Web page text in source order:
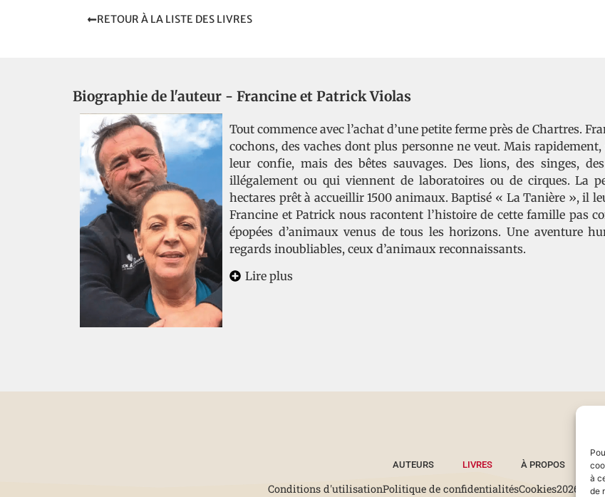
à
de
RETOUR À LA LISTE DES LIVRES
Biographie de l'auteur - Francine et Patrick Violas
Tout commence avec l’achat d’une petite ferme près de Chartres.
cochons, des vaches dont plus personne ne veut. Mais
leur confie, mais des bêtes sauvages. Des lions, des singes,
illégalement ou qui viennent de laboratoires ou de cirques. La
hectares prêt à accueillir 1500 animaux. Baptisé « La Tanière », il
Francine et Patrick nous racontent l’histoire de cette famille pas
épopées d’animaux venus de tous les horizons. Une aventure
regards inoubliables, ceux d’animaux reconnaissants.
Lire plus
AUTEURS LIVRES À PROPOS
Conditions d'utilisationPolitique de confidentialitésCookies2026 ©